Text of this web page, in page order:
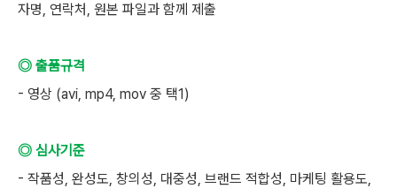
자명, 연락처, 원본 파일과 함께 제출
◎ 출품규격
- 영상 (avi, mp4, mov 중 택1)
◎ 심사기준
- 작품성, 완성도, 창의성, 대중성, 브랜드 적합성, 마케팅 활용도,